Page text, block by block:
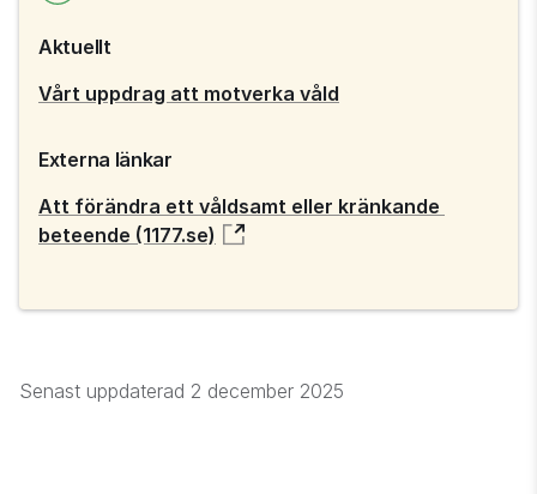
Aktuellt
Vårt uppdrag att motverka våld
Externa länkar
Att förändra ett våldsamt eller kränkande
beteende (1177.se)
Senast uppdaterad 2 december 2025